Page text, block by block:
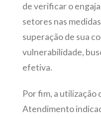
de verificar o
setores nas
superação de sua
vulnerabilidade,
efetiva.
Por fim, a utilização
Atendimento